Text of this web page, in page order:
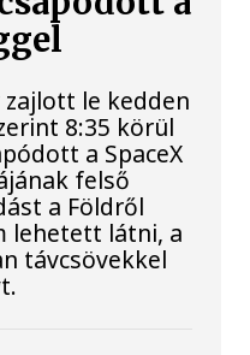
zajlott le kedden
8:35 körül
a SpaceX
felső
a Földről
lehetett látni, a
távcsövekkel